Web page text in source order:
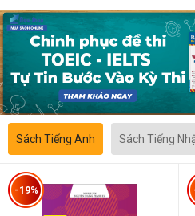
Sách Tiếng Anh Sách Tiếng
-19%